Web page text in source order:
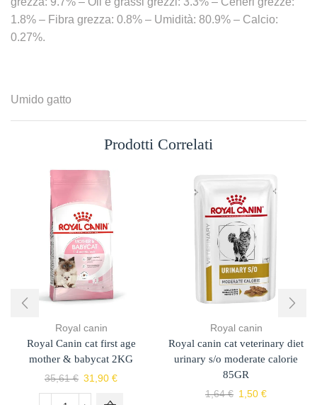
1.8% – Fibra grezza: 0.8% – Umidità: 80.9% – Calcio:
0.27%.
Umido gatto
Prodotti Correlati
Royal canin
Royal Canin cat first age
mother & babycat 2KG
35,61€ 31,90 €
Royal canin
Royal canin cat veterinary diet
urinary s/o moderate calorie
85GR
1,64€ 1,50 €